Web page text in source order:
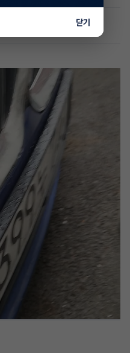
바랍니다.
닫기